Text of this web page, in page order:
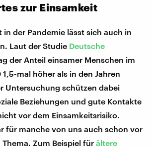
zur Einsamkeit
in der Pandemie lässt sich auch in
Laut der Studie Deutsche
der Anteil einsamer Menschen im
mal höher als in den Jahren
Untersuchung schützen dabei
Beziehungen und gute Kontakte
vor dem Einsamkeitsrisiko.
für manche von uns auch schon vor
Zum Beispiel fürältere